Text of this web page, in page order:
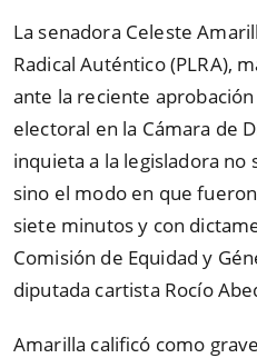
La senadora Celeste
Radical Auténtico (PLRA),
ante la reciente
electoral en la Cámara de
inquieta a la legisladora no
sino el modo en que
siete minutos y con
Comisión de Equidad y
diputada cartista Rocío
Amarilla calificó como